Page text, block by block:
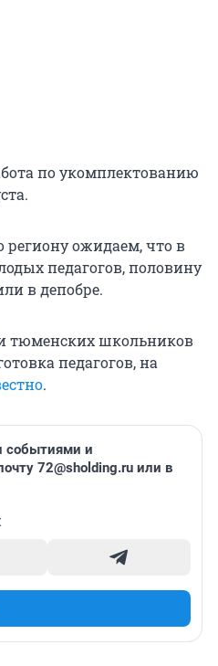
по укомплектованию
региону ожидаем, что в
педагогов, половину
в депобре.
тюменских школьников
педагогов, на
.
событиями и
72@sholding.ru или в